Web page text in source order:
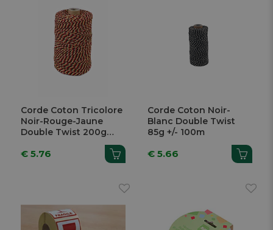
Corde Coton Tricolore
Noir-Rouge-Jaune
Double Twist 200g
€ 5.76
Corde Coton Noir-
Blanc Double Twist
85g +/- 100m
€ 5.66